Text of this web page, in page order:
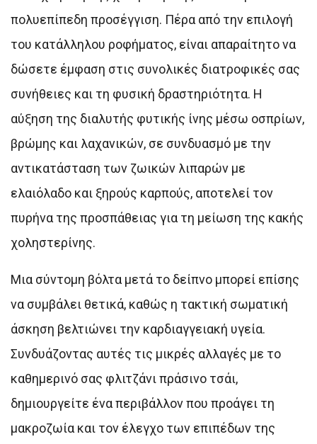
πολυεπίπεδη προσέγγιση. Πέρα από την επιλογή
του κατάλληλου ροφήματος, είναι απαραίτητο να
δώσετε έμφαση στις συνολικές διατροφικές σας
συνήθειες και τη φυσική δραστηριότητα. Η
αύξηση της διαλυτής φυτικής ίνης μέσω οσπρίων,
βρώμης και λαχανικών, σε συνδυασμό με την
αντικατάσταση των ζωικών λιπαρών με
ελαιόλαδο και ξηρούς καρπούς, αποτελεί τον
πυρήνα της προσπάθειας για τη μείωση της κακής
χοληστερίνης.
Μια σύντομη βόλτα μετά το δείπνο μπορεί επίσης
να συμβάλει θετικά, καθώς η τακτική σωματική
άσκηση βελτιώνει την καρδιαγγειακή υγεία.
Συνδυάζοντας αυτές τις μικρές αλλαγές με το
καθημερινό σας φλιτζάνι πράσινο τσάι,
δημιουργείτε ένα περιβάλλον που προάγει τη
μακροζωία και τον έλεγχο των επιπέδων της